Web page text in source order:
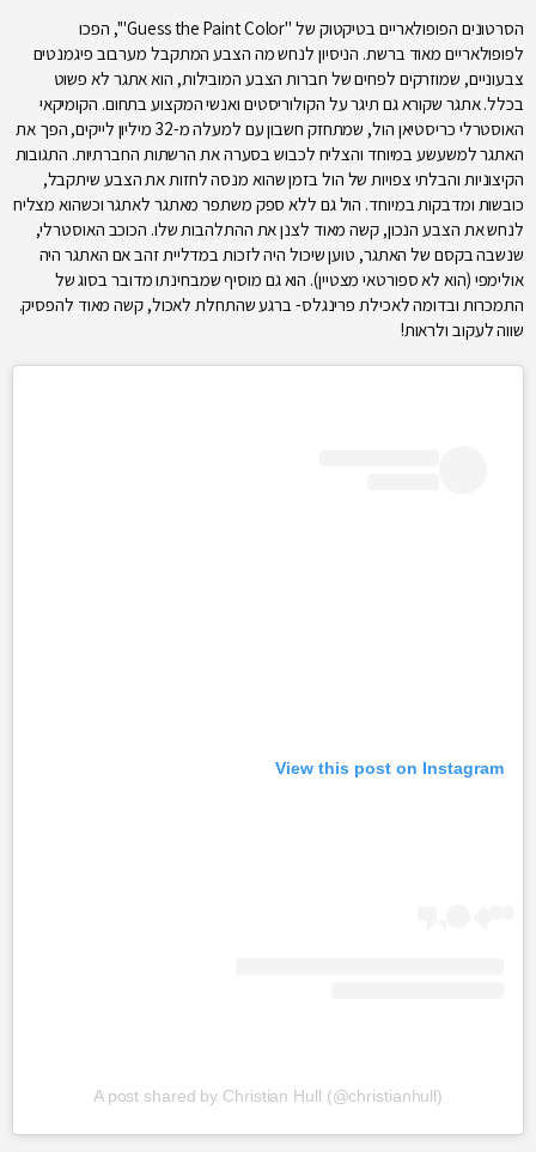
הסרטונים הפופולאריים בטיקטוק של "Guess the Paint Color"', הפכו
לפופולאריים מאוד ברשת. הניסיון לנחש מה הצבע המתקבל מערבוב פיגמנטים
צבעוניים, שמוזרקים לפחים של חברות הצבע המובילות, הוא אתגר לא פשוט
בכלל. אתגר שקורא גם תיגר על הקולוריסטים ואנשי המקצוע בתחום. הקומיקאי
האוסטרלי כריסטיאן הול, שמתחזק חשבון עם למעלה מ-32 מיליון לייקים, הפך את
האתגר למשעשע במיוחד והצליח לכבוש בסערה את הרשתות החברתיות. התגובות
הקיצוניות והבלתי צפויות של הול בזמן שהוא מנסה לחזות את הצבע שיתקבל,
כובשות ומדבקות במיוחד. הול גם ללא ספק משתפר מאתגר לאתגר וכשהוא מצליח
לנחש את הצבע הנכון, קשה מאוד לצנן את ההתלהבות שלו. הכוכב האוסטרלי,
שנשבה בקסם של האתגר, טוען שיכול היה לזכות במדליית זהב אם האתגר היה
אולימפי (הוא לא ספורטאי מצטיין). הוא גם מוסיף שמבחינתו מדובר בסוג של
התמכרות ובדומה לאכילת פרינגלס- ברגע שהתחלת לאכול, קשה מאוד להפסיק.
שווה לעקוב ולראות!
View this post on Instagram
A post shared by Christian Hull (@christianhull)